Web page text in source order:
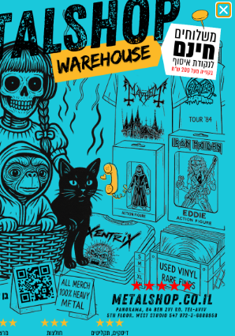
חולצות|חולצות
Ozzy osbourne
₪90.00
S
M
L
XXL
הוספה לסל